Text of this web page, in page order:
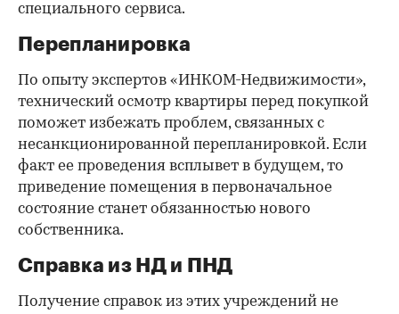
специального сервиса.
Перепланировка
По опыту экспертов «ИНКОМ-Недвижимости»,
технический осмотр квартиры перед покупкой
поможет избежать проблем, связанных с
несанкционированной перепланировкой. Если
факт ее проведения всплывет в будущем, то
приведение помещения в первоначальное
состояние станет обязанностью нового
собственника.
Справка из НД и ПНД
Получение справок из этих учреждений не